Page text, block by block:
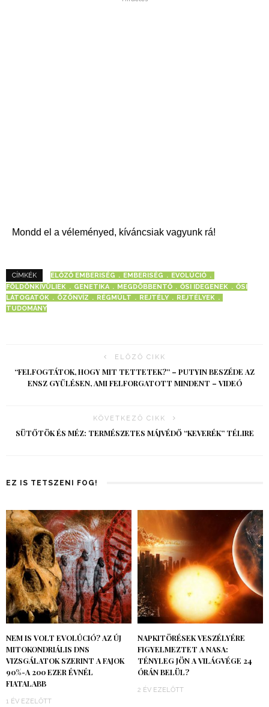
Mondd el a véleményed, kíváncsiak vagyunk rá!
CÍMKÉK ELŐZŐ EMBERISÉG EMBERISÉG
EVOLÚCIÓ
FÖLDÖNKÍVÜLIEK
GENETIKA MEGDÖBBENTŐ ŐSI IDEGENEK
ŐSI
LÁTOGATÓK
ÖZÖNVÍZ RÉGMÚLT REJTÉLY
REJTÉLYEK
TUDOMÁNY
ELŐZŐ CIKK
“FELFOGTÁTOK, HOGY MIT TETTETEK?” – PUTYIN BESZÉDE AZ
ENSZ GYŰLÉSEN, AMI FELFORGATOTT MINDENT – VIDEÓ
KÖVETKEZŐ CIKK
SÜTŐTÖK ÉS MÉZ: TERMÉSZETES MÁJVÉDŐ “KEVERÉK” TÉLIRE
EZ IS TETSZENI FOG!
NEM IS VOLT EVOLÚCIÓ? AZ ÚJ
MITOKONDRIÁLIS DNS
VIZSGÁLATOK SZERINT A FAJOK
90%-A 200 EZER ÉVNÉL
FIATALABB
1 ÉV EZELŐTT
NAPKITÖRÉSEK VESZÉLYÉRE
FIGYELMEZTET A NASA:
TÉNYLEG JÖN A VILÁGVÉGE 24
ÓRÁN BELÜL?
2 ÉV EZELŐTT